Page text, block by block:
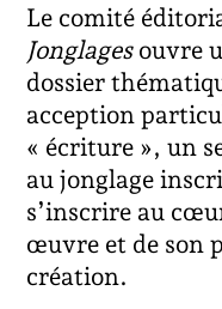
Le comité
Jonglagesouvre
dossier
acception
« écriture », un
au jonglage
s’inscrire au
œuvre et de son
création.